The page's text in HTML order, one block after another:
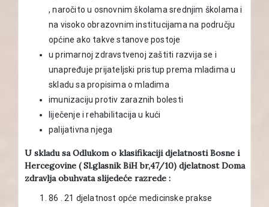
, naročito u osnovnim školama srednjim školama i
na visoko obrazovnim institucijama na području
općine ako takve stanove postoje
u primarnoj zdravstvenoj zaštiti razvija se i
unapređuje prijateljski pristup prema mladima u
skladu sa propisima o mladima
imunizaciju protiv zaraznih bolesti
liječenje i rehabilitacija u kući
palijativna njega
U skladu sa Odlukom o klasifikaciji djelatnosti Bosne i
Hercegovine ( Sl.glasnik BiH br,47/10) djelatnost Doma
zdravlja obuhvata slijedeće razrede :
86 . 21 djelatnost opće medicinske prakse